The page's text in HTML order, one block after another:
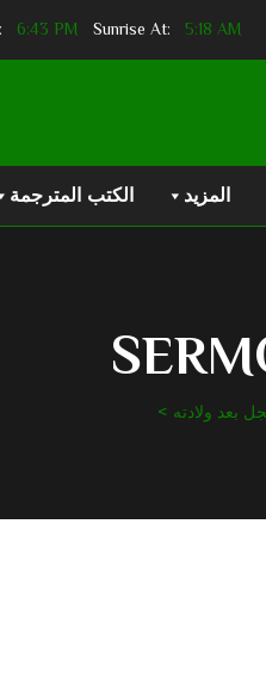
5:18 AM
6:43 PM
المزيد الكتب المترجمة
بعد ولادته